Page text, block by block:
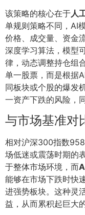
该策略的核心在于人
单规则策略不同，AI
价格、成交量、资金
深度学习算法，模型
律，动态调整持仓组
单一股票，而是根据
同板块或个股的爆发
一资产下跌的风险，
与市场基准对
相对沪深300指数
场低迷或震荡时期的
于整体市场环境，而
能够在市场下跌时快
进强势板块。这种灵
益，从而累积起巨大